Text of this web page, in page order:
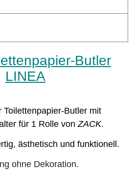
Butler
LINEA
Toilettenpapier-Butler mit
für 1 Rolle vonZACK.
ästhetisch und funktionell.
ohne Dekoration.